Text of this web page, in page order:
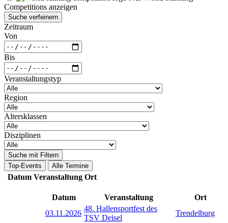
Competitions anzeigen
Suche verfeinern
Zeitraum
Von
Bis
Veranstaltungstyp
Region
Altersklassen
Disziplinen
Suche mit Filtern
Top-Events
Alle Termine
Datum Veranstaltung Ort
Datum Veranstaltung
Ort
03.11.2026
48. Hallensportfest des
TSV Deisel
Trendelburg